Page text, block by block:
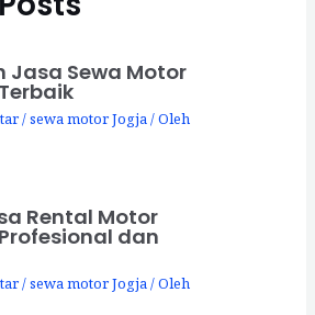
Jasa Sewa Motor
/sewa motor Jogja/ Oleh
Rental Motor
dan
/sewa motor Jogja/ Oleh